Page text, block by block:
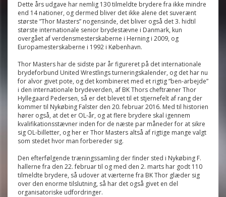
Dette års udgave har nemlig 130 tilmeldte brydere fra ikke mindre
end 14 nationer, og dermed bliver det ikke alene det suverænt
største ”Thor Masters” nogensinde, det bliver også det 3. hidtil
største internationale senior brydestævne i Danmark, kun
overgået af verdensmesterskaberne i Herning i 2009, og
Europamesterskaberne i 1992 i København.
Thor Masters har de sidste par år figureret på det internationale
brydeforbund United Wrestlings turneringskalender, og det har nu
for alvor givet pote, og det kombineret med et rigtig ”ben-arbejde”
i den internationale brydeverden, af BK Thors cheftræner Thor
Hyllegaard Pedersen, så er det blevet til et stjernefelt af rang der
kommer til Nykøbing Falster den 20. februar 2016. Med til historien
hører også, at det er OL-år, og at flere brydere skal igennem
kvalifikationsstævner inden for de næste par måneder for at sikre
sig OL-billetter, og her er Thor Masters altså af rigtige mange valgt
som stedet hvor man forbereder sig.
Den efterfølgende træningssamling der finder sted i Nykøbing F.
hallerne fra den 22. februar til og med den 2. marts har godt 110
tilmeldte brydere, så udover at værterne fra BK Thor glæder sig
over den enorme tilslutning, så har det også givet en del
organisatoriske udfordringer.